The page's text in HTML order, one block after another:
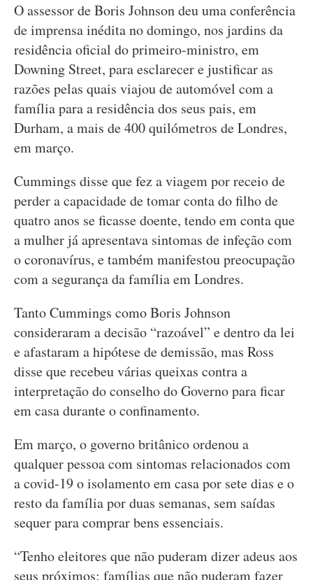
O assessor de Boris Johnson deu uma conferência
de imprensa inédita no domingo, nos jardins da
residência oficial do primeiro-ministro, em
Downing Street, para esclarecer e justificar as
razões pelas quais viajou de automóvel com a
família para a residência dos seus pais, em
Durham, a mais de 400 quilómetros de Londres,
em março.
Cummings disse que fez a viagem por receio de
perder a capacidade de tomar conta do filho de
quatro anos se ficasse doente, tendo em conta que
a mulher já apresentava sintomas de infeção com
o coronavírus, e também manifestou preocupação
com a segurança da família em Londres.
Tanto Cummings como Boris Johnson
consideraram a decisão “razoável” e dentro da lei
e afastaram a hipótese de demissão, mas Ross
disse que recebeu várias queixas contra a
interpretação do conselho do Governo para ficar
em casa durante o confinamento.
Em março, o governo britânico ordenou a
qualquer pessoa com sintomas relacionados com
a covid-19 o isolamento em casa por sete dias e o
resto da família por duas semanas, sem saídas
sequer para comprar bens essenciais.
“Tenho eleitores que não puderam dizer adeus aos
seus próximos; famílias que não puderam fazer